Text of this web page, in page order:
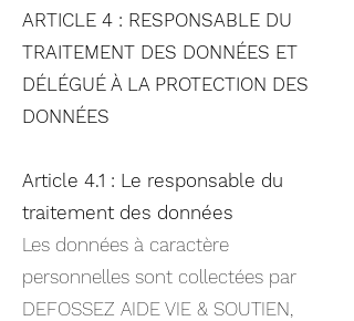
ARTICLE 4 : RESPONSABLE DU
TRAITEMENT DES DONNÉES ET
DÉLÉGUÉ À LA PROTECTION DES
DONNÉES
Article 4.1 : Le responsable du
traitement des données
Les données à caractère
personnelles sont collectées par
DEFOSSEZ AIDE VIE & SOUTIEN,